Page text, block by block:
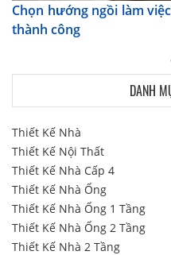
Chọn hướng ngồi làm
thành công
DANH
Thiết Kế Nhà
Thiết Kế Nội Thất
Thiết Kế Nhà Cấp 4
Thiết Kế Nhà Ống
Thiết Kế Nhà Ống 1 Tầng
Thiết Kế Nhà Ống 2 Tầng
Thiết Kế Nhà 2 Tầng